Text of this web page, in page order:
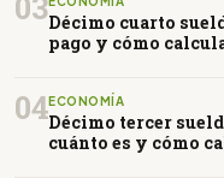
Décimo cuarto
pago y cómo
04ECONOMÍA
Décimo tercer
cuánto es y cómo